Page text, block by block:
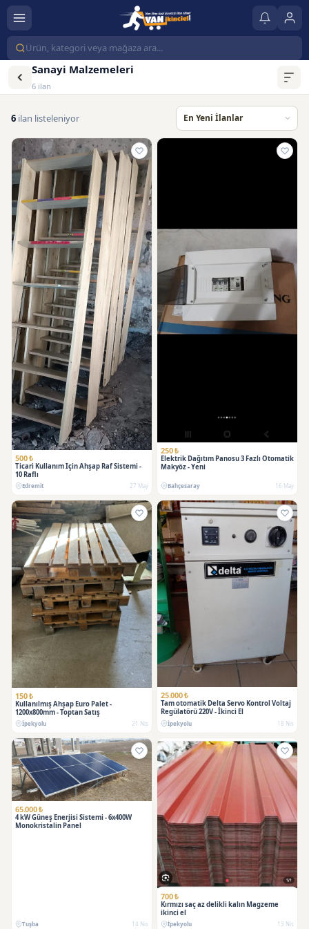
Sanayi Malzemeleri
6 ilan
6 ilan listeleniyor
500 ₺
Ticari Kullanım İçin Ahşap Raf Sistemi -
10 Raflı
Edremit 27 May
250 ₺
Elektrik Dağıtım Panosu 3 Fazlı Otomatik
Makyöz - Yeni
Bahçesaray 16 May
150 ₺
Kullanılmış Ahşap Euro Palet -
1200x800mm - Toptan Satış
İpekyolu 21 Nis
25.000 ₺
Tam otomatik Delta Servo Kontrol Voltaj
Regülatörü 220V - İkinci El
İpekyolu 18 Nis
65.000 ₺
4 kW Güneş Enerjisi Sistemi - 6x400W
Monokristalin Panel
Tuşba 14 Nis
700 ₺
Kırmızı saç az delikli kalın Magzeme
ikinci el
İpekyolu 13 Nis